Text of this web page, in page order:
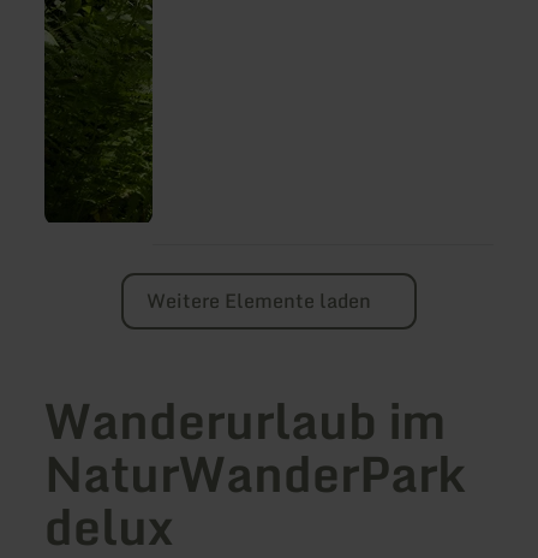
Weitere Elemente laden
Wanderurlaub im
NaturWanderPark
delux